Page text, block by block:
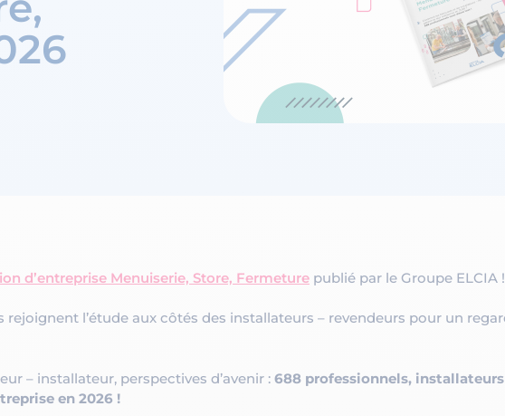
d’entreprise Menuiserie, Store, Fermeture publié par le Groupe ELCIA !
l’étude aux côtés des installateurs – revendeurs pour un
– installateur, perspectives d’avenir : 688 professionnels,
en 2026 !